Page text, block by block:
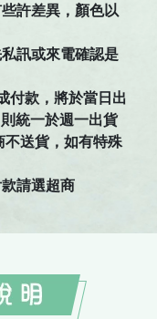
許差異，顏色以
訊或來電確認是
付款，將於當日出
統一於週一出貨
不送貨，如有特殊
請選超商